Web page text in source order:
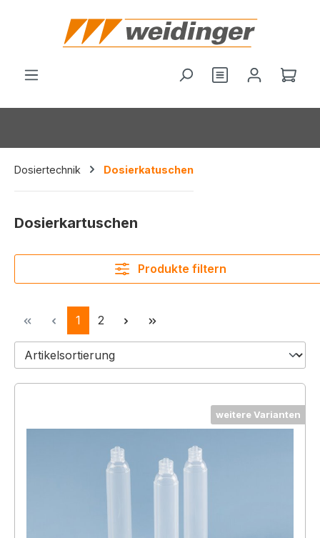
springen
Du hast 0
Dosiertechnik Dosierkatuschen
Dosierkartuschen
Produkte filtern
Seite
1 Seite
2
weitere Varianten